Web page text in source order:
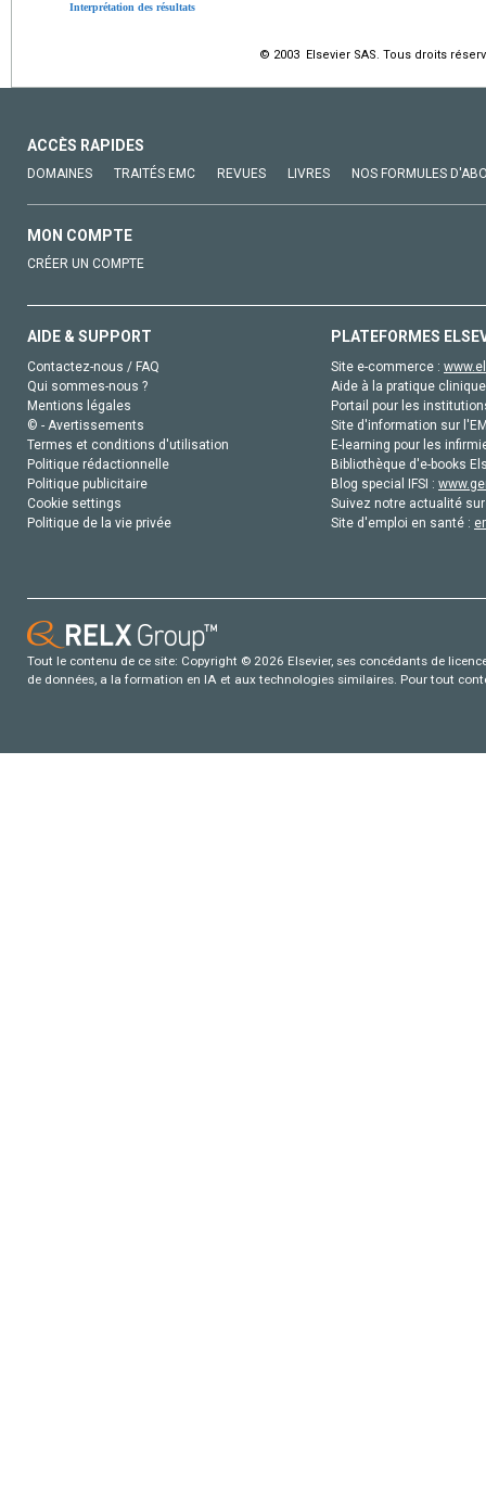
Interprétation des résultats
© 2003 Elsevier SAS. Tous droits
ACCÈS RAPIDES
DOMAINES TRAITÉS EMC REVUES LIVRES NOS FORMULES
MON COMPTE
CRÉER UN COMPTE
AIDE & SUPPORT
Contactez-nous / FAQ
Qui sommes-nous ?
Mentions légales
© - Avertissements
Termes et conditions d'utilisation
Politique rédactionnelle
Politique publicitaire
Cookie settings
Politique de la vie privée
PLATEFORMES
Site e-commerce :
Aide à la pratique
Portail pour les
Site d'information sur
E-learning pour les
Bibliothèque d'e-books
Blog special IFSI :
Suivez notre actualité
Site d'emploi en santé :
Tout le contenu de ce site: Copyright © 2026 Elsevier, ses concédants de
de données, a la formation en IA et aux technologies similaires. Pour tout